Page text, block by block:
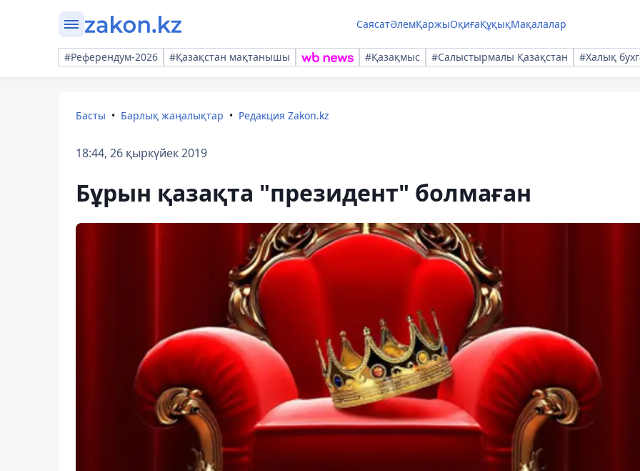
СаясатӘлемҚаржыОқиғаҚұқықМақалалар
#Референдум-2026 #Қазақстан мақтанышы #Қазақмыс #Салыстырмалы Қазақстан #Халық
Басты Барлық жаңалықтар Редакция Zakon.kz
18:44, 26 қыркүйек 2019
Бұрын қазақта "президент" болмаған